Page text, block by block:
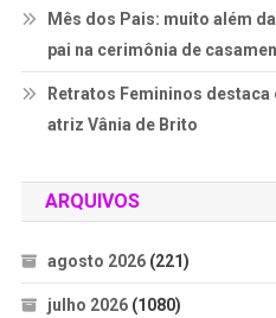
Mês dos Pais: muito além
pai na cerimônia de
Retratos Femininos
atriz Vânia de Brito
ARQUIVOS
agosto 2026(221)
julho 2026(1080)